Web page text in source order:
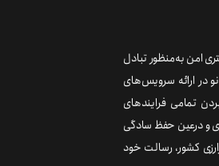
امن به‌منظور تبادل
نو در ارائه سرویس‌های
تمامی فرایندهای
و درعین حفظ سادگی
کشور، رسالت خود